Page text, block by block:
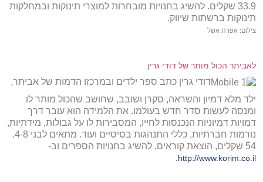
33.9 שקלים. להשיג בחנויות מובחרות למוצרי תינוקות ובמחלקות
תינוקות ברשתות שיווק.
צילום: אפרת אשל
לאביתר הכול מותר של דודי גרין
דודי גרין כתב ספר ילדים ובמרכזו הדמות של אביתר,
ילד מלא דמיון והשראה, סקרן ושובב, שחושב שהכול מותר לו
ומנסה לעשות סדר חדש בעולמו. את הלמידה הוא עובר דרך
דמויות דמיוניות הנכנסות לחייו, המסבירות לו על גבולות, מידתיות,
נורמות חברתיות, כללי התנהגות בסיסיים ועוד. מתאים לבני 4-8.
54 שקלים, הוצאת קוראים, להשיג בחנויות הספרים וב-
http://www.korim.co.il.